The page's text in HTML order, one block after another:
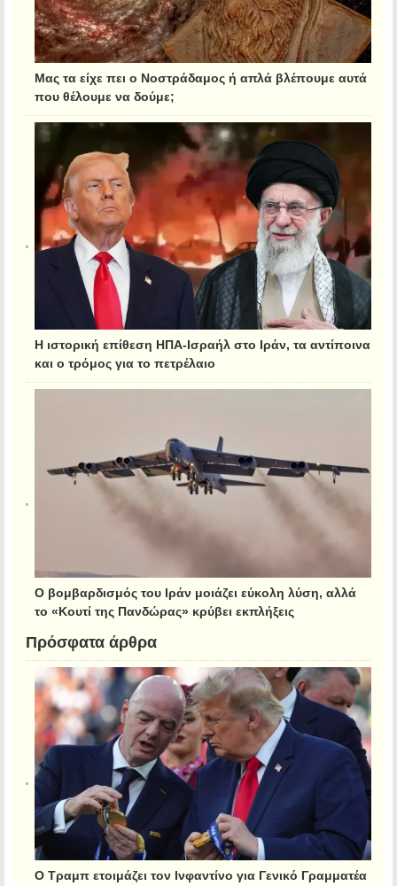
Μας τα είχε πει ο Νοστράδαμος ή απλά βλέπουμε αυτά
που θέλουμε να δούμε;
Η ιστορική επίθεση ΗΠΑ-Ισραήλ στο Ιράν, τα αντίποινα
και ο τρόμος για το πετρέλαιο
Ο βομβαρδισμός του Ιράν μοιάζει εύκολη λύση, αλλά
το «Κουτί της Πανδώρας» κρύβει εκπλήξεις
Πρόσφατα άρθρα
Ο Τραμπ ετοιμάζει τον Ινφαντίνο για Γενικό Γραμματέα